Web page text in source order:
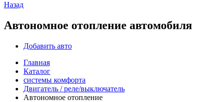
Назад
Автономное отопление автомобиля
Добавить авто
Главная
Каталог
системы комфорта
Двигатель / реле/выключатель
Автономное отопление